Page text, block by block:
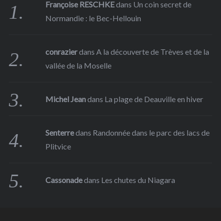
Françoise RESCHKEdans Un coin secret de
Normandie : le Bec-Hellouin
conrazierdansA la découverte de Trèves et de la
vallée de la Moselle
Michel Jeandans La plage de Deauville en hiver
Senterredans Randonnée dans le parc des lacs de
Plitvice
Cassonadedans Les chutes du Niagara